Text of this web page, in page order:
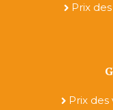
Prix
Prix des